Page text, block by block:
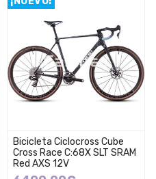
Bicicleta Ciclocross Cube
Cross Race C:68X SLT SRAM
Red AXS 12V